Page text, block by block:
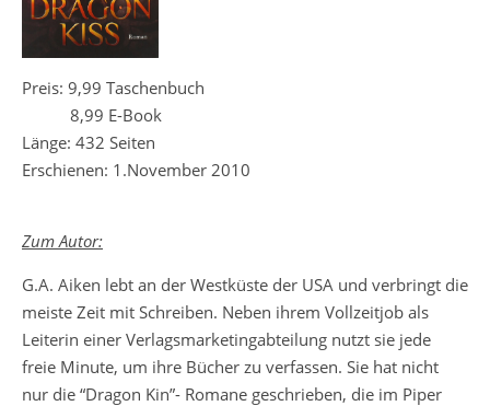
Preis: 9,99 Taschenbuch
8,99 E-Book
Länge: 432 Seiten
Erschienen: 1.November 2010
Zum Autor:
G.A. Aiken lebt an der Westküste der USA und verbringt die
meiste Zeit mit Schreiben. Neben ihrem Vollzeitjob als
Leiterin einer Verlagsmarketingabteilung nutzt sie jede
freie Minute, um ihre Bücher zu verfassen. Sie hat nicht
nur die “Dragon Kin”- Romane geschrieben, die im Piper